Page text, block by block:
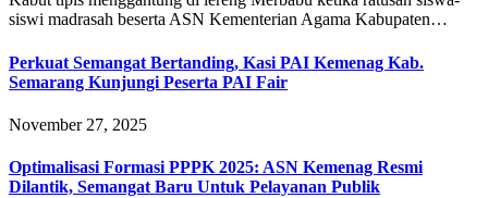
siswi madrasah beserta ASN Kementerian Agama Kabupaten…
Perkuat Semangat Bertanding, Kasi PAI Kemenag Kab.
Semarang Kunjungi Peserta PAI Fair
November 27, 2025
Optimalisasi Formasi PPPK 2025: ASN Kemenag Resmi
Dilantik, Semangat Baru Untuk Pelayanan Publik